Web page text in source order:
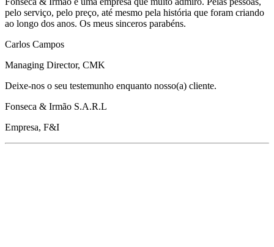
pelo serviço, pelo preço, até mesmo pela história que foram criando
ao longo dos anos. Os meus sinceros parabéns.
Carlos Campos
Managing Director, CMK
Deixe-nos o seu testemunho enquanto nosso(a) cliente.
Fonseca & Irmão S.A.R.L
Empresa, F&I